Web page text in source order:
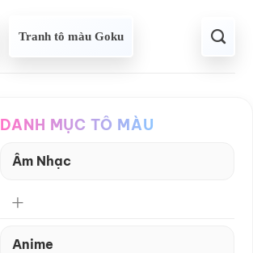
Tranh tô màu Goku
DANH MỤC TÔ MÀU
Âm Nhạc
Anime